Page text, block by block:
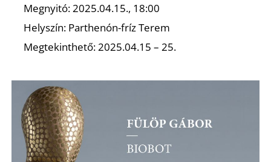
Megnyitó: 2025.04.15., 18:00
Helyszín: Parthenón-fríz Terem
Megtekinthető: 2025.04.15 – 25.